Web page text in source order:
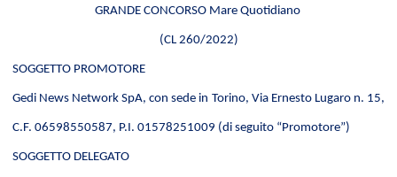
GRANDE CONCORSO Mare Quotidiano
(CL 260/2022)
SOGGETTO PROMOTORE
Gedi News Network SpA, con sede in Torino, Via Ernesto Lugaro n. 15,
C.F. 06598550587, P.I. 01578251009 (di seguito “Promotore”)
SOGGETTO DELEGATO